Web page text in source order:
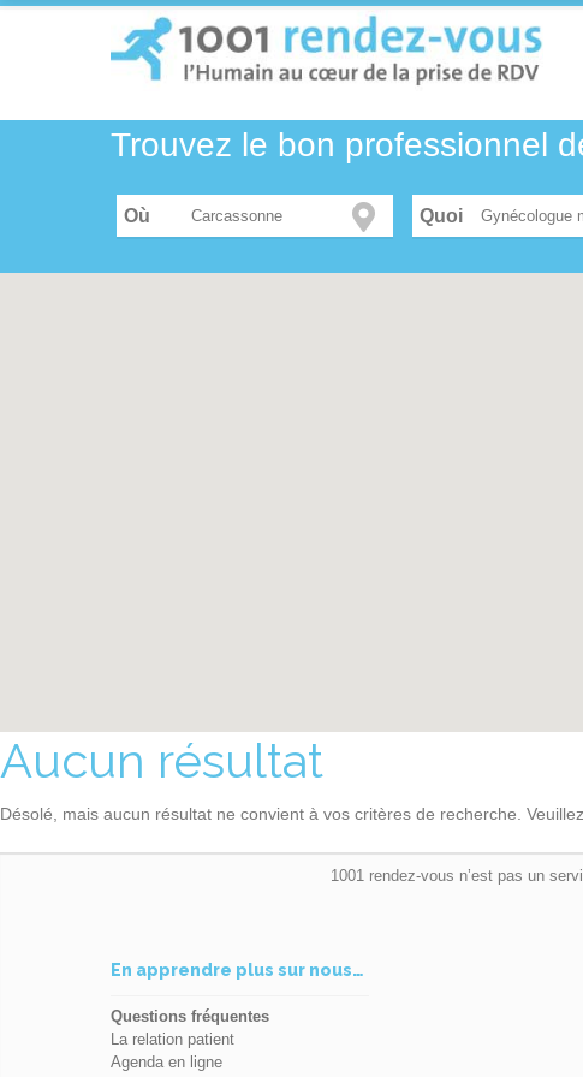
Trouvez le bon professionnel
Où Gynécologue
Aucun résultat
Désolé, mais aucun résultat ne convient à vos critères de recherche.
1001 rendez-vous n’est pas un
En apprendre plus sur nous…
Questions fréquentes
La relation patient
Agenda en ligne